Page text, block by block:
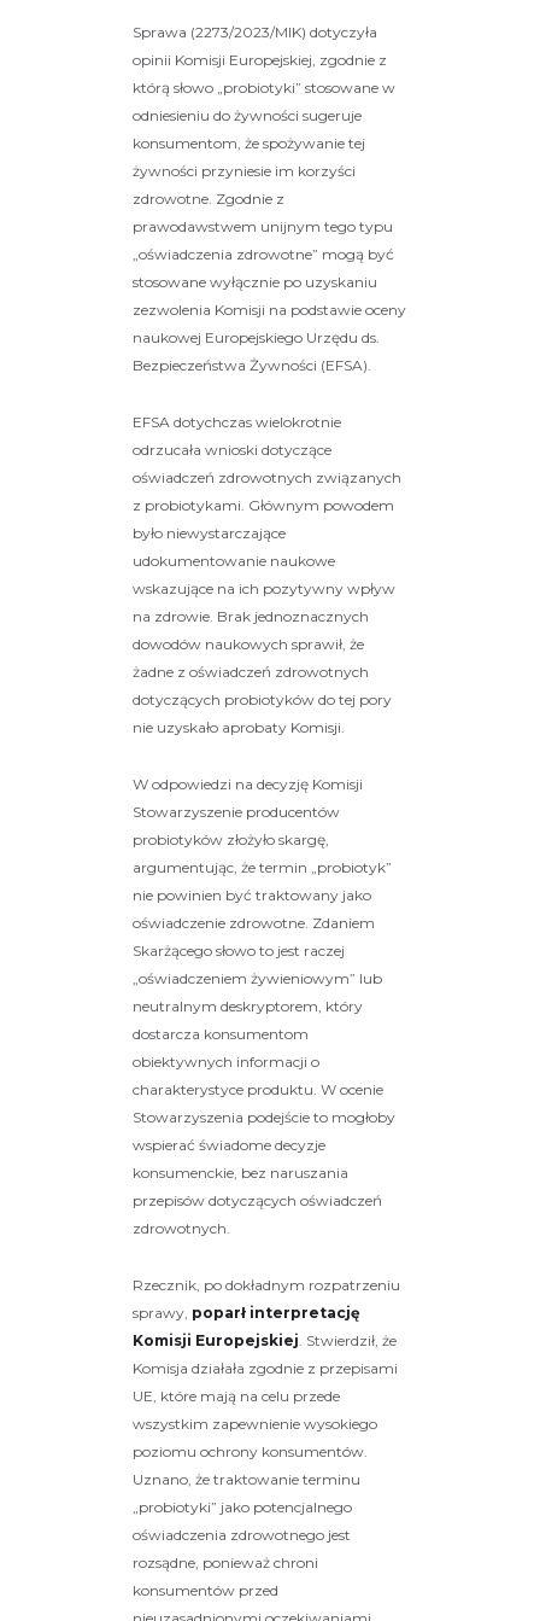
Sprawa (2273/2023/MIK) dotyczyła
opinii Komisji Europejskiej, zgodnie z
którą słowo „probiotyki” stosowane w
odniesieniu do żywności sugeruje
konsumentom, że spożywanie tej
żywności przyniesie im korzyści
zdrowotne. Zgodnie z
prawodawstwem unijnym tego typu
„oświadczenia zdrowotne” mogą być
stosowane wyłącznie po uzyskaniu
zezwolenia Komisji na podstawie oceny
naukowej Europejskiego Urzędu ds.
Bezpieczeństwa Żywności (EFSA).
EFSA dotychczas wielokrotnie
odrzucała wnioski dotyczące
oświadczeń zdrowotnych związanych
z probiotykami. Głównym powodem
było niewystarczające
udokumentowanie naukowe
wskazujące na ich pozytywny wpływ
na zdrowie. Brak jednoznacznych
dowodów naukowych sprawił, że
żadne z oświadczeń zdrowotnych
dotyczących probiotyków do tej pory
nie uzyskało aprobaty Komisji.
W odpowiedzi na decyzję Komisji
Stowarzyszenie producentów
probiotyków złożyło skargę,
argumentując, że termin „probiotyk”
nie powinien być traktowany jako
oświadczenie zdrowotne. Zdaniem
Skarżącego słowo to jest raczej
„oświadczeniem żywieniowym” lub
neutralnym deskryptorem, który
dostarcza konsumentom
obiektywnych informacji o
charakterystyce produktu. W ocenie
Stowarzyszenia podejście to mogłoby
wspierać świadome decyzje
konsumenckie, bez naruszania
przepisów dotyczących oświadczeń
zdrowotnych.
Rzecznik, po dokładnym rozpatrzeniu
sprawy, poparł interpretację
Komisji Europejskiej . Stwierdził, że
Komisja działała zgodnie z przepisami
UE, które mają na celu przede
wszystkim zapewnienie wysokiego
poziomu ochrony konsumentów.
Uznano, że traktowanie terminu
„probiotyki” jako potencjalnego
oświadczenia zdrowotnego jest
rozsądne, ponieważ chroni
konsumentów przed
nieuzasadnionymi oczekiwaniami